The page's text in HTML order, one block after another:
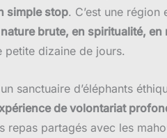
simple stop. C’est une région
brute, en spiritualité, en
petite dizaine de jours.
sanctuaire d’éléphants
de volontariat
repas partagés avec les